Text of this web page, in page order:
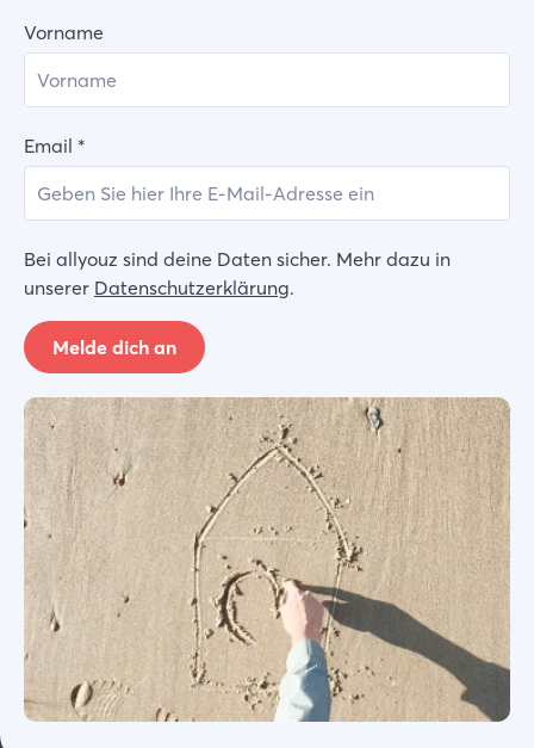
Vorname
Email *
Bei allyouz sind deine Daten sicher. Mehr dazu in
unserer Datenschutzerklärung.
Melde dich an